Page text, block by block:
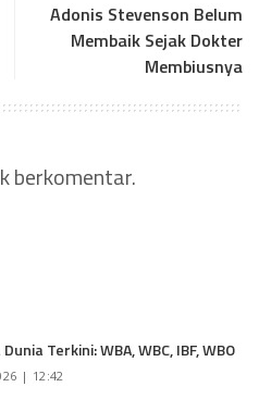
Adonis Stevenson Belum
Membaik Sejak Dokter
Membiusnya
berkomentar.
Terkini: WBA, WBC, IBF, WBO
| 12:42